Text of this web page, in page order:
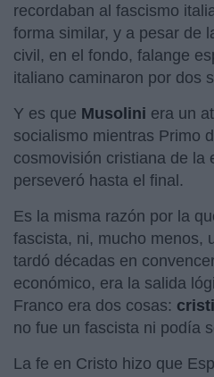
recordaban al fascismo
forma similar, y a pesar de
civil, en el fondo, falange
italiano caminaron por dos
Y es que Musolini era un
socialismo mientras Primo
cosmovisión cristiana de la
perseveró hasta el final.
Es la misma razón por la
fascista, ni, mucho menos,
tardó décadas en
económico, era la salida
Franco era dos cosas:
no fue un fascista ni podía
La fe en Cristo hizo que